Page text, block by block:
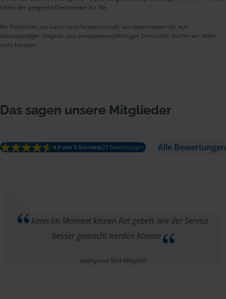
Fällen der geeignete Dienstleister für Sie.
Bei Einkünften aus Land- und Forstwirtschaft, aus Gewerbebetrieb, aus
selbstständiger Tätigkeit und umsatzsteuerpflichtigen Einkünften dürfen wir leider
nicht beraten.
Das sagen unsere Mitglieder
4.9 von 5 Sternen(23 Bewertungen) Alle Bewertungen
kann im Moment keinen Rat geben, wie der Service
besser gemacht werden könnte
anonymes VLH-Mitglied